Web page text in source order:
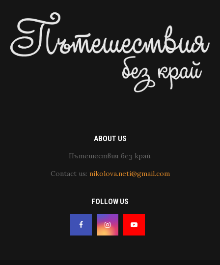
ABOUT US
Пътешествия без край.
Contact us: nikolova.neti@gmail.com
FOLLOW US